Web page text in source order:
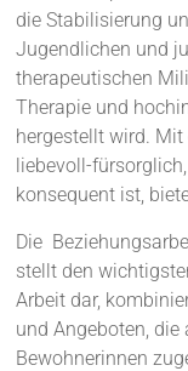
die Stabilisierung
Jugendlichen und
therapeutischen
Therapie und
hergestellt wird.
liebevoll-
konsequent ist,
Die
stellt den
Arbeit dar,
und Angeboten, die
Bewohnerinnen